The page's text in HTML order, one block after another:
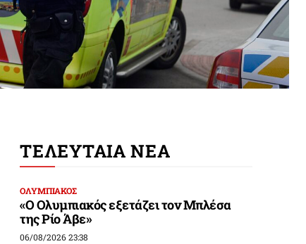
ΤΕΛΕΥΤΑΙΑ ΝΕΑ
ΟΛΥΜΠΙΑΚΟΣ
«Ο Ολυμπιακός εξετάζει τον Μπλέσα
της Ρίο Άβε»
06/08/2026 23:38